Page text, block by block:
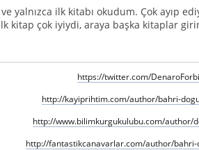
yalnızca ilk kitabı okudum. Çok ayıp
kitap çok iyiydi, araya başka kitaplar
https://twitter.com/
http://kayiprihtim.com/author/bahri-
http://www.bilimkurgukulubu.com/author/
http://fantastikcanavarlar.com/author/bahri-